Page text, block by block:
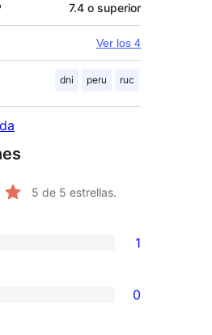
7.4 o superior
Ver los 4
dni peru ruc
5 de 5 estrellas.
1
0